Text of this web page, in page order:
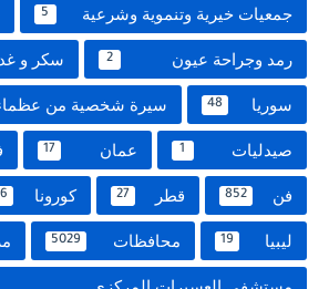
جمعيات خيرية وتنموية وشرعية 5
رمد وجراحة عيون 2 سكر و
سوريا 48 سيرة شخصية من
صيدليات 1 عمان 17
فن 852 قطر 27 كورونا
ليبيا 19 محافظات 5029